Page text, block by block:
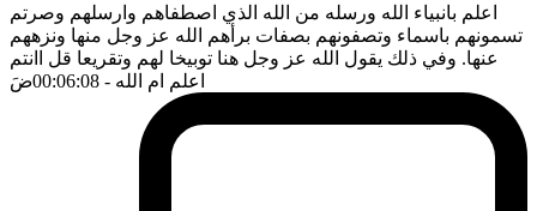
اعلم بانبياء الله ورسله من الله الذي اصطفاهم وارسلهم وصرتم
تسمونهم باسماء وتصفونهم بصفات برأهم الله عز وجل منها ونزههم
عنها. وفي ذلك يقول الله عز وجل هنا توبيخا لهم وتقريعا قل اانتم
اعلم ام الله - 00:06:08 ضَ